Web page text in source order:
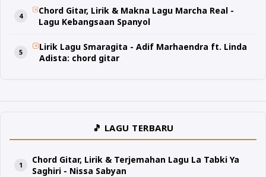
Chord Gitar, Lirik & Makna Lagu Marcha Real -
Lagu Kebangsaan Spanyol
Lirik Lagu Smaragita - Adif Marhaendra ft. Linda
Adista: chord gitar
🎵 LAGU TERBARU
Chord Gitar, Lirik & Terjemahan Lagu La Tabki Ya
Saghiri - Nissa Sabyan